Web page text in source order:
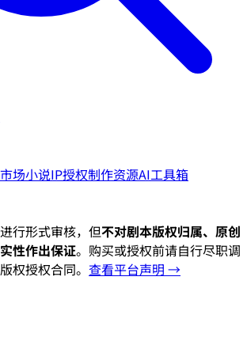
场小说IP授权制作资源AI工具箱
行形式审核，但不对剧本版权归属、原创
性作出保证。购买或授权前请自行尽职调
权授权合同。 查看平台声明 →